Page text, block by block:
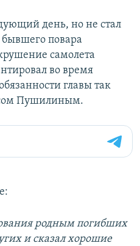
день, но не стал
бывшего повара
самолета
во время
главы так
Пушилиным.
родным погибших
и сказал хорошие